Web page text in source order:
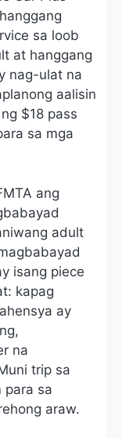
sa loob
at hanggang
nag-ulat na
aalisin
$18 pass
sa mga
ang
adult
isang piece
kapag
ay
na
trip sa
para sa
araw.